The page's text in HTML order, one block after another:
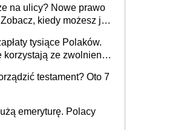
na ulicy? Nowe prawo
kiedy możesz je
tysiące Polaków.
korzystają ze zwolnienia
testament? Oto 7
emeryturę. Polacy